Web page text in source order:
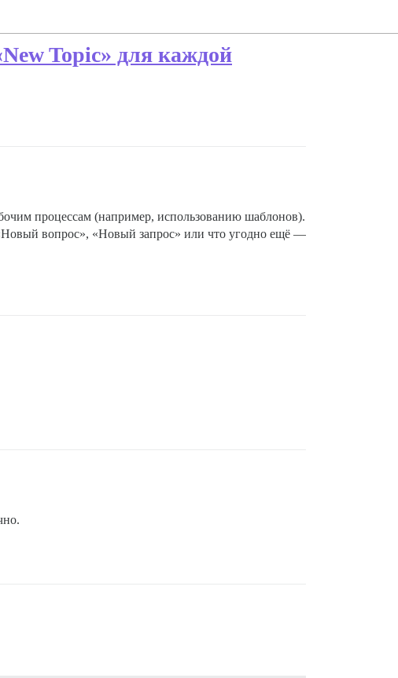
Topic» для каждой
процессам (например, использованию шаблонов).
вопрос», «Новый запрос» или что угодно ещё —